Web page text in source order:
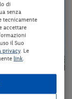
di
senza
tecnicamente
accettare
il Suo
privacy. Le
link.